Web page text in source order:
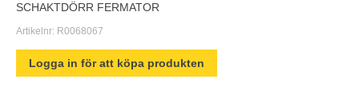
SCHAKTDÖRR FERMATOR
Artikelnr: R0068067
Logga in för att köpa produkten